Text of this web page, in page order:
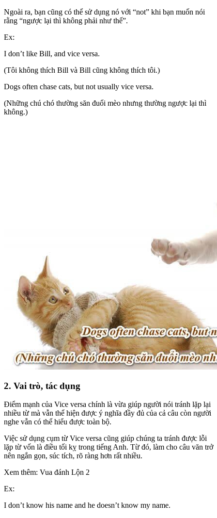
Ngoài ra, bạn cũng có thể sử dụng nó với “not” khi bạn muốn nói
rằng “ngược lại thì không phải như thế”.
Ex:
I don’t like Bill, and vice versa.
(Tôi không thích Bill và Bill cũng không thích tôi.)
Dogs often chase cats, but not usually vice versa.
(Những chú chó thường săn đuổi mèo nhưng thường ngược lại thì
không.)
2. Vai trò, tác dụng
Điểm mạnh của Vice versa chính là vừa giúp người nói tránh lặp lại
nhiều từ mà vẫn thể hiện được ý nghĩa đầy đủ của cả câu còn người
nghe vẫn có thể hiểu được toàn bộ.
Việc sử dụng cụm từ Vice versa cũng giúp chúng ta tránh được lỗi
lặp từ vốn là điều tối kỵ trong tiếng Anh. Từ đó, làm cho câu văn trở
nên ngắn gọn, súc tích, rõ ràng hơn rất nhiều.
Xem thêm: Vua đánh Lộn 2
Ex:
I don’t know his name and he doesn’t know my name.